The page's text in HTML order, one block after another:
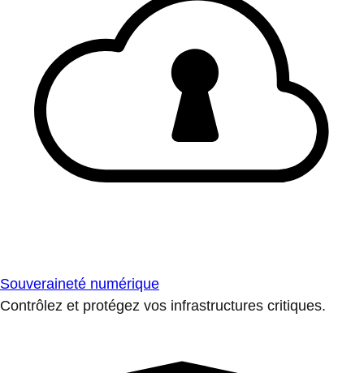
Souveraineté numérique
Contrôlez et protégez vos infrastructures critiques.